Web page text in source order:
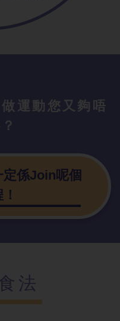
運動您又夠唔
係Join呢個
法